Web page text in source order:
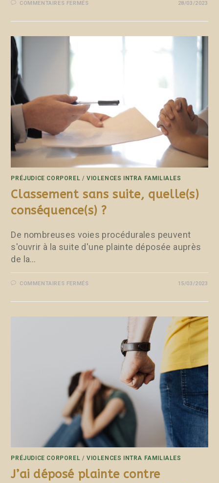
COMMENTAIRES FERMÉS 28/03/2023
PRÉJUDICE CORPOREL /VIOLENCES INTRA FAMILIALES
Classement sans suite, quelle(s)
conséquence(s) ?
De nombreuses voies procédurales peuvent
s'ouvrir à la suite d'une plainte déposée auprès
de la…
COMMENTAIRES FERMÉS 15/03/2023
PRÉJUDICE CORPOREL /VIOLENCES INTRA FAMILIALES
J’ai déposé plainte contre